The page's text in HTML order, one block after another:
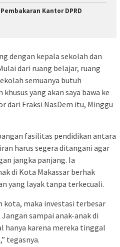
Kantor DPRD
dengan kepala sekolah dan
dari ruang belajar, ruang
semuanya butuh
yang akan saya bawa ke
dari Fraksi NasDem itu, Minggu
fasilitas pendidikan antara
harus segera ditangani agar
jangka panjang. Ia
di Kota Makassar berhak
yang layak tanpa terkecuali.
kota, maka investasi terbesar
sampai anak-anak di
hanya karena mereka tinggal
tegasnya.